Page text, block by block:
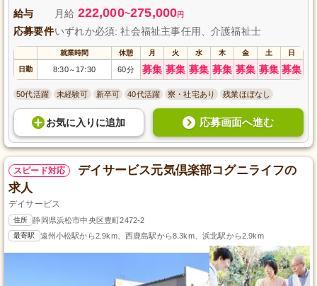
給与 月給 222,000~275,000円
応募要件いずれか必須: 社会福祉主事任用、介護福祉士
就業時間 休憩 月 火 水 木 金 土 日
日勤 8:30～ 17:30 60分 募集 募集 募集 募集 募集 募集 募集
50代活躍 未経験可 新卒可 40代活躍 寮・社宅あり 残業ほぼなし
お気に入り に追加 応募画面へ進む
スピード対応
デイサービス元気倶楽部コグニライフの
求人
デイサービス
住所 静岡県浜松市中央区豊町2472-2
最寄駅 遠州小松駅から2.9km、西鹿島駅から8.3km、浜北駅から2.9km